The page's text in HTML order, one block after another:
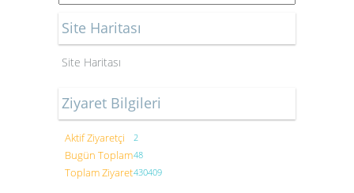
Site Haritası
Site Haritası
Ziyaret Bilgileri
Aktif Ziyaretçi 2
Bugün Toplam48
Toplam Ziyaret430409